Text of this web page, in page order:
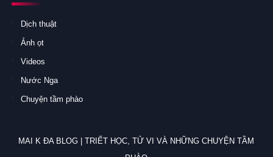
Dịch thuật
Ảnh ọt
Videos
Nước Nga
Chuyện tầm phào
MAI K ĐA BLOG | TRIẾT HỌC, TỬ VI VÀ NHỮNG CHUYỆN TẦM